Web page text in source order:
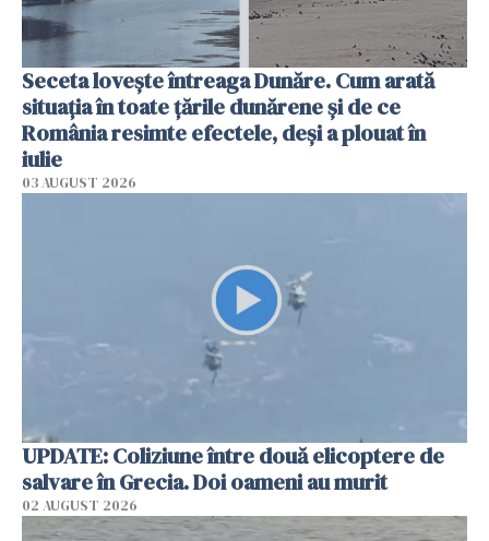
Seceta lovește întreaga Dunăre. Cum arată
situația în toate țările dunărene și de ce
România resimte efectele, deși a plouat în
iulie
03 AUGUST 2026
UPDATE: Coliziune între două elicoptere de
salvare în Grecia. Doi oameni au murit
02 AUGUST 2026